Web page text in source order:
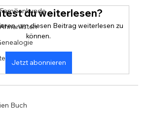
Buch
du weiterlesen?
um diesen Beitrag weiterlesen zu
können.
Jetzt abonnieren